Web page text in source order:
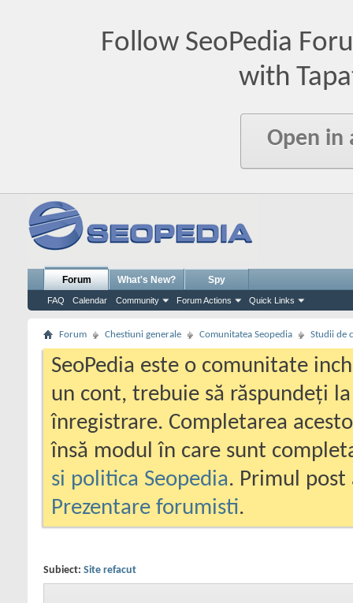
Follow SeoPedia
with
Open in
Forum
FAQ Calendar Community Forum Actions Quick Links
What's New? Spy
Forum Chestiuni generale Comunitatea Seopedia Studii de
SeoPedia este o comunitate
un cont, trebuie să răspundeți
înregistrare. Completarea
însă modul în care sunt
si politica Seopedia. Primul
Prezentare forumisti.
Subiect: Site refacut